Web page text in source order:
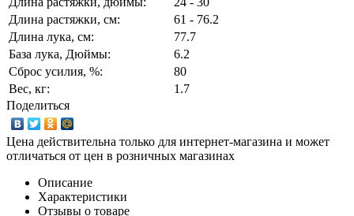
Длина растяжки, cм:
61 - 76.2
Длина лука, см:
77.7
База лука, Дюймы:
6.2
Сброс усилия, %:
80
Вес, кг:
1.7
Поделиться
Цена действительна только для интернет-магазина и может
отличаться от цен в розничных магазинах
Описание
Характеристики
Отзывы о товаре